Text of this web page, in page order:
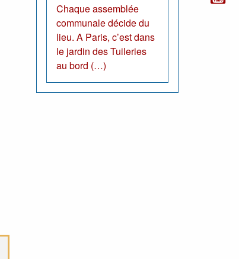
Chaque assemblée
communale décide du
lieu. A Paris, c’est dans
le jardin des Tuileries
au bord (…)